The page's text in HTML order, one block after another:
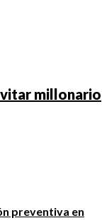
millonario
preventiva en